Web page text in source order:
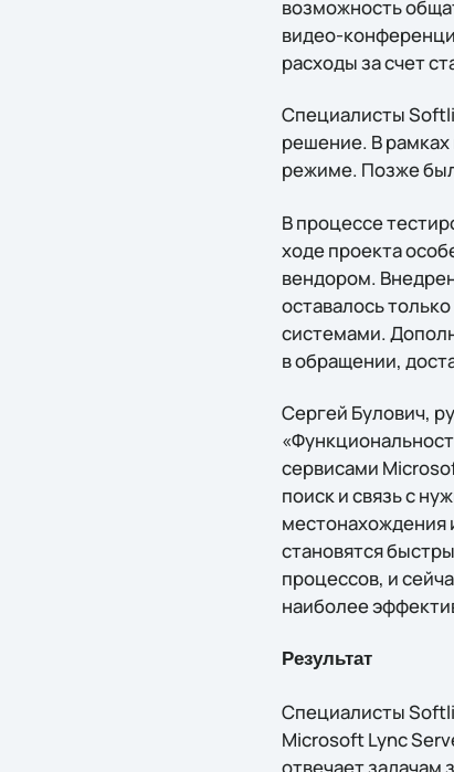
возможность
видео-
расходы за счет
Специалисты
решение. В рамках
режиме. Позже
В процессе
ходе проекта
вендором.
оставалось
системами.
в обращении,
Сергей Булович,
сервисами
поиск и связь с
местонахождения
становятся
процессов, и
наиболее
Результат
Специалисты
Microsoft Lync
отвечает задачам